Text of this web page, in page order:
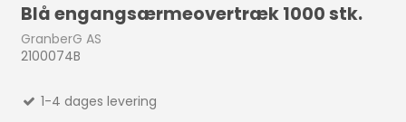
Blå engangsærmeovertræk 1000 stk.
GranberG AS
2100074B
1-4 dages levering